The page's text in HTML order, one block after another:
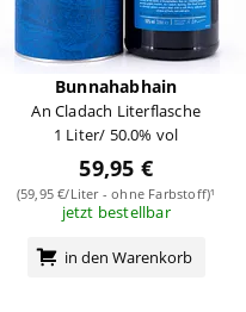
Bunnahabhain
An Cladach Literflasche
1 Liter/ 50.0% vol
59,95 €
(59,95 €/Liter - ohne Farbstoff)¹
jetzt bestellbar
in den Warenkorb